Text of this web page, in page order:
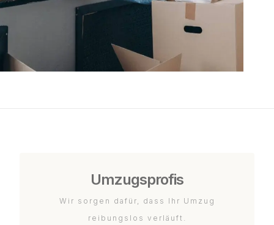
Umzugsprofis
Wir sorgen dafür, dass Ihr Umzug
reibungslos verläuft.